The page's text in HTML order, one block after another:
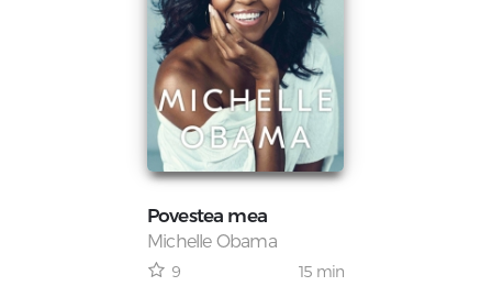
Povestea mea
Michelle Obama
9 15 min